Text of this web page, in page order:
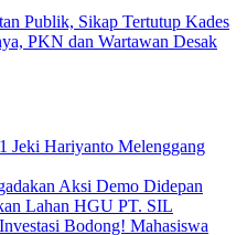
Publik, Sikap Tertutup Kades
PKN dan Wartawan Desak
Jeki Hariyanto Melenggang
Aksi Demo Didepan
Lahan HGU PT. SIL
Bodong! Mahasiswa